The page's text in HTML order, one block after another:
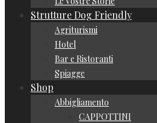
Strutture Dog Friendly
Agriturismi
Hotel
Bar e Ristoranti
Spiagge
Shop
Abbigliamento
CAPPOTTINI